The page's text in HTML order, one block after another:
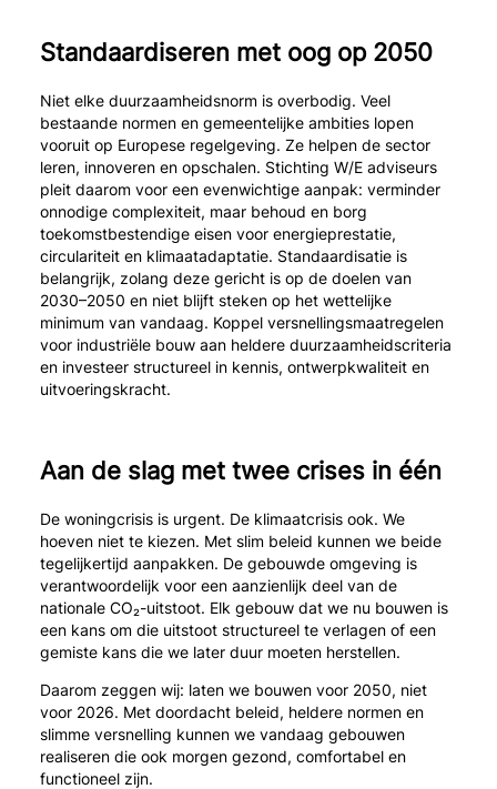
Standaardiseren met oog op 2050
Niet elke duurzaamheidsnorm is overbodig. Veel
bestaande normen en gemeentelijke ambities lopen
vooruit op Europese regelgeving. Ze helpen de sector
leren, innoveren en opschalen. Stichting W/E adviseurs
pleit daarom voor een evenwichtige aanpak: verminder
onnodige complexiteit, maar behoud en borg
toekomstbestendige eisen voor energieprestatie,
circulariteit en klimaatadaptatie. Standaardisatie is
belangrijk, zolang deze gericht is op de doelen van
2030–2050 en niet blijft steken op het wettelijke
minimum van vandaag. Koppel versnellingsmaatregelen
voor industriële bouw aan heldere duurzaamheidscriteria
en investeer structureel in kennis, ontwerpkwaliteit en
uitvoeringskracht.
Aan de slag met twee crises in één
De woningcrisis is urgent. De klimaatcrisis ook. We
hoeven niet te kiezen. Met slim beleid kunnen we beide
tegelijkertijd aanpakken. De gebouwde omgeving is
verantwoordelijk voor een aanzienlijk deel van de
nationale CO₂-uitstoot. Elk gebouw dat we nu bouwen is
een kans om die uitstoot structureel te verlagen of een
gemiste kans die we later duur moeten herstellen.
Daarom zeggen wij: laten we bouwen voor 2050, niet
voor 2026. Met doordacht beleid, heldere normen en
slimme versnelling kunnen we vandaag gebouwen
realiseren die ook morgen gezond, comfortabel en
functioneel zijn.